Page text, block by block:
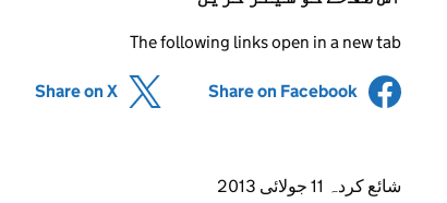
The following links open in a new tab
Share on Facebook
Share on X
Updates to this page
شائع کردہ 11 جولائی 2013